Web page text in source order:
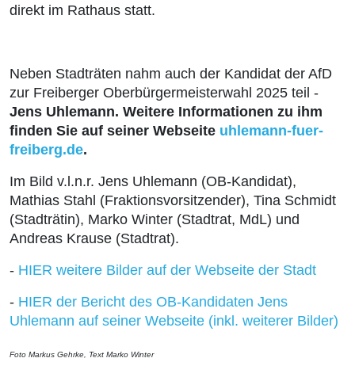
direkt im Rathaus statt.
Neben Stadträten nahm auch der Kandidat der AfD
zur Freiberger Oberbürgermeisterwahl 2025 teil -
Jens Uhlemann. Weitere Informationen zu ihm
finden Sie auf seiner Webseite uhlemann-fuer-
freiberg.de.
Im Bild v.l.n.r. Jens Uhlemann (OB-Kandidat),
Mathias Stahl (Fraktionsvorsitzender), Tina Schmidt
(Stadträtin), Marko Winter (Stadtrat, MdL) und
Andreas Krause (Stadtrat).
- HIER weitere Bilder auf der Webseite der Stadt
- HIER der Bericht des OB-Kandidaten Jens
Uhlemann auf seiner Webseite (inkl. weiterer Bilder)
Foto Markus Gehrke, Text Marko Winter